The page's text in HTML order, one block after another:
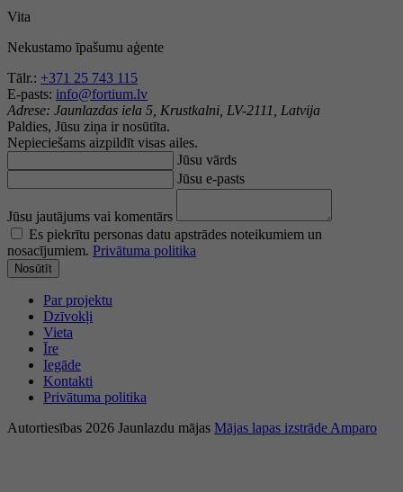
Vita
Nekustamo īpašumu aģente
Tālr.: +371 25 743 115
E-pasts: info@fortium.lv
Adrese: Jaunlazdas iela 5, Krustkalni, LV-2111, Latvija
Paldies, Jūsu ziņa ir nosūtīta.
Nepieciešams aizpildīt visas ailes.
Jūsu vārds
Jūsu e-pasts
Jūsu jautājums vai komentārs
Es piekrītu personas datu apstrādes noteikumiem un
nosacījumiem. Privātuma politika
Nosūtīt
Par projektu
Dzīvokļi
Vieta
Īre
Iegāde
Kontakti
Privātuma politika
Autortiesības 2026 Jaunlazdu mājas Mājas lapas izstrāde Amparo